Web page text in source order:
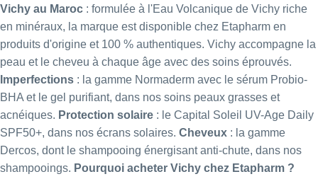
Vichy au Maroc : formulée à l'Eau Volcanique de Vichy riche
en minéraux, la marque est disponible chez Etapharm en
produits d'origine et 100 % authentiques. Vichy accompagne la
peau et le cheveu à chaque âge avec des soins éprouvés.
Imperfections : la gamme Normaderm avec le sérum Probio-
BHA et le gel purifiant, dans nos soins peaux grasses et
acnéiques. Protection solaire : le Capital Soleil UV-Age Daily
SPF50+, dans nos écrans solaires. Cheveux : la gamme
Dercos, dont le shampooing énergisant anti-chute, dans nos
shampooings. Pourquoi acheter Vichy chez Etapharm ?